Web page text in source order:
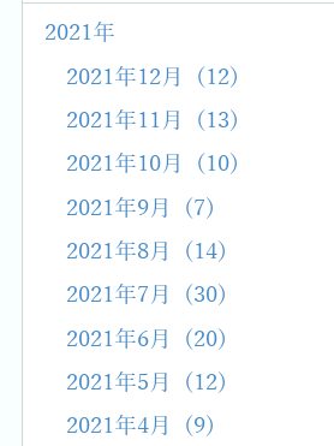
2021年
2021年12月 (12)
2021年11月 (13)
2021年10月 (10)
2021年9月 (7)
2021年8月 (14)
2021年7月 (30)
2021年6月 (20)
2021年5月 (12)
2021年4月 (9)